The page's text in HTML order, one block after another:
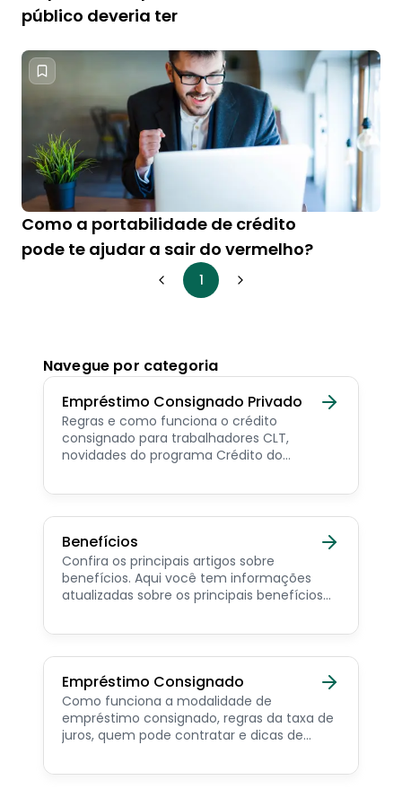
público deveria ter
Como a portabilidade de crédito
pode te ajudar a sair do vermelho?
1
Navegue por categoria
Empréstimo Consignado Privado
Regras e como funciona o crédito
consignado para trabalhadores CLT,
novidades do programa Crédito do
consignado privado.
Benefícios
Confira os principais artigos sobre
benefícios. Aqui você tem informações
atualizadas sobre os principais benefícios
pensionista e beneficiários de programas
Empréstimo Consignado
Como funciona a modalidade de
empréstimo consignado, regras da taxa de
juros, quem pode contratar e dicas de